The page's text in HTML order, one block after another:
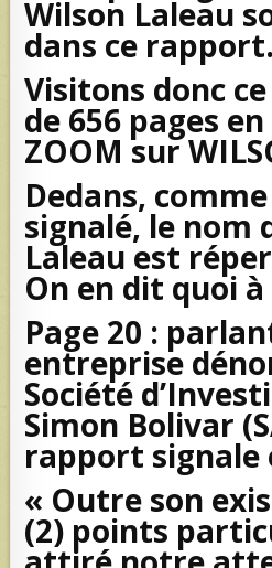
Wilson Laleau
dans ce rapport.
Visitons donc
de 656 pages
ZOOM sur
Dedans, comme
signalé, le nom
Laleau est
On en dit quoi
Page 20 :
entreprise
Société
Simon Bolivar
rapport signale
« Outre son
(2) points